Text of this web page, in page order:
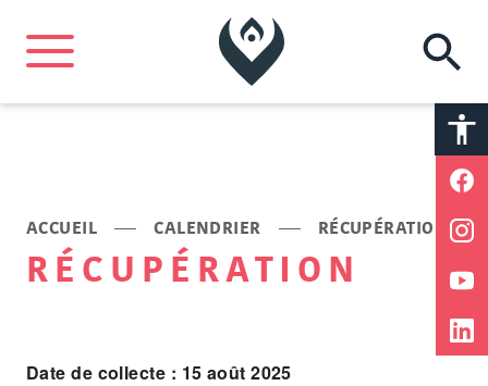
A
ACCUEIL CALENDRIER RÉCUPÉRATION
RÉCUPÉRATION
Date de collecte : 15 août 2025